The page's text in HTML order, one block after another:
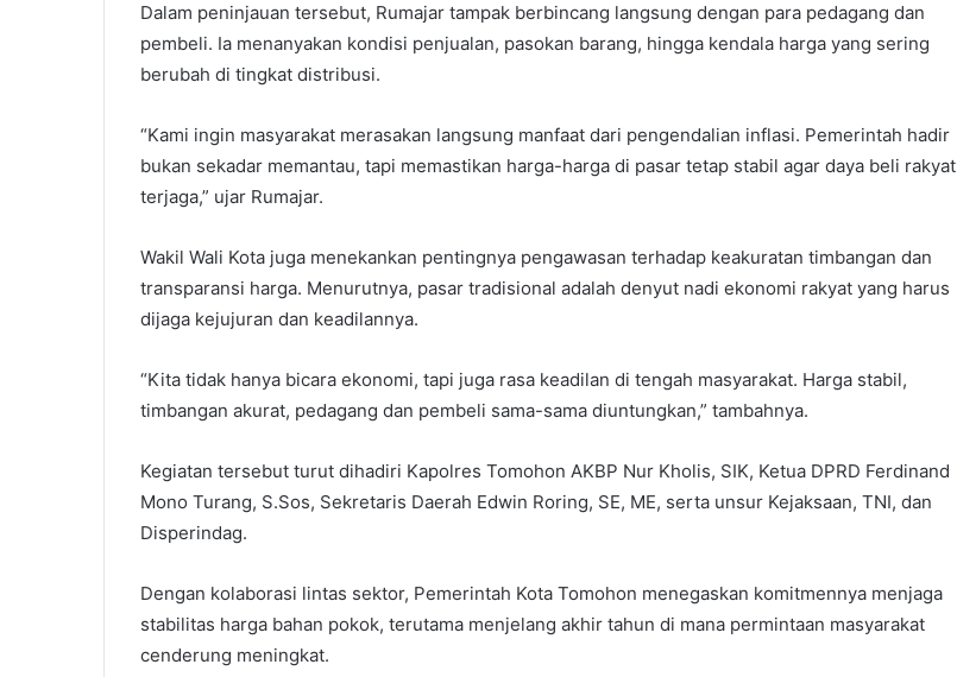
Dalam peninjauan tersebut, Rumajar tampak berbincang langsung dengan para pedagang dan
pembeli. Ia menanyakan kondisi penjualan, pasokan barang, hingga kendala harga yang sering
berubah di tingkat distribusi.
“Kami ingin masyarakat merasakan langsung manfaat dari pengendalian inflasi. Pemerintah hadir
bukan sekadar memantau, tapi memastikan harga-harga di pasar tetap stabil agar daya beli rakyat
terjaga,” ujar Rumajar.
Wakil Wali Kota juga menekankan pentingnya pengawasan terhadap keakuratan timbangan dan
transparansi harga. Menurutnya, pasar tradisional adalah denyut nadi ekonomi rakyat yang harus
dijaga kejujuran dan keadilannya.
“Kita tidak hanya bicara ekonomi, tapi juga rasa keadilan di tengah masyarakat. Harga stabil,
timbangan akurat, pedagang dan pembeli sama-sama diuntungkan,” tambahnya.
Kegiatan tersebut turut dihadiri Kapolres Tomohon AKBP Nur Kholis, SIK, Ketua DPRD Ferdinand
Mono Turang, S.Sos, Sekretaris Daerah Edwin Roring, SE, ME, serta unsur Kejaksaan, TNI, dan
Disperindag.
Dengan kolaborasi lintas sektor, Pemerintah Kota Tomohon menegaskan komitmennya menjaga
stabilitas harga bahan pokok, terutama menjelang akhir tahun di mana permintaan masyarakat
cenderung meningkat.